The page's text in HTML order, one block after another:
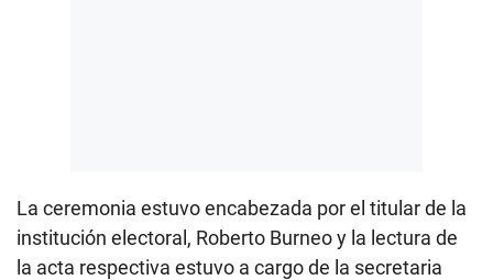
La ceremonia estuvo encabezada por el titular de la
institución electoral, Roberto Burneo y la lectura de
la acta respectiva estuvo a cargo de la secretaria